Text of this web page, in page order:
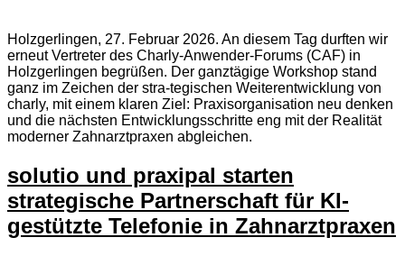
Holzgerlingen, 27. Februar 2026. An diesem Tag durften wir
erneut Vertreter des Charly-Anwender-Forums (CAF) in
Holzgerlingen begrüßen. Der ganztägige Workshop stand
ganz im Zeichen der stra-tegischen Weiterentwicklung von
charly, mit einem klaren Ziel: Praxisorganisation neu denken
und die nächsten Entwicklungsschritte eng mit der Realität
moderner Zahnarztpraxen abgleichen.
solutio und praxipal starten
strategische Partnerschaft für KI-
gestützte Telefonie in Zahnarztpraxen